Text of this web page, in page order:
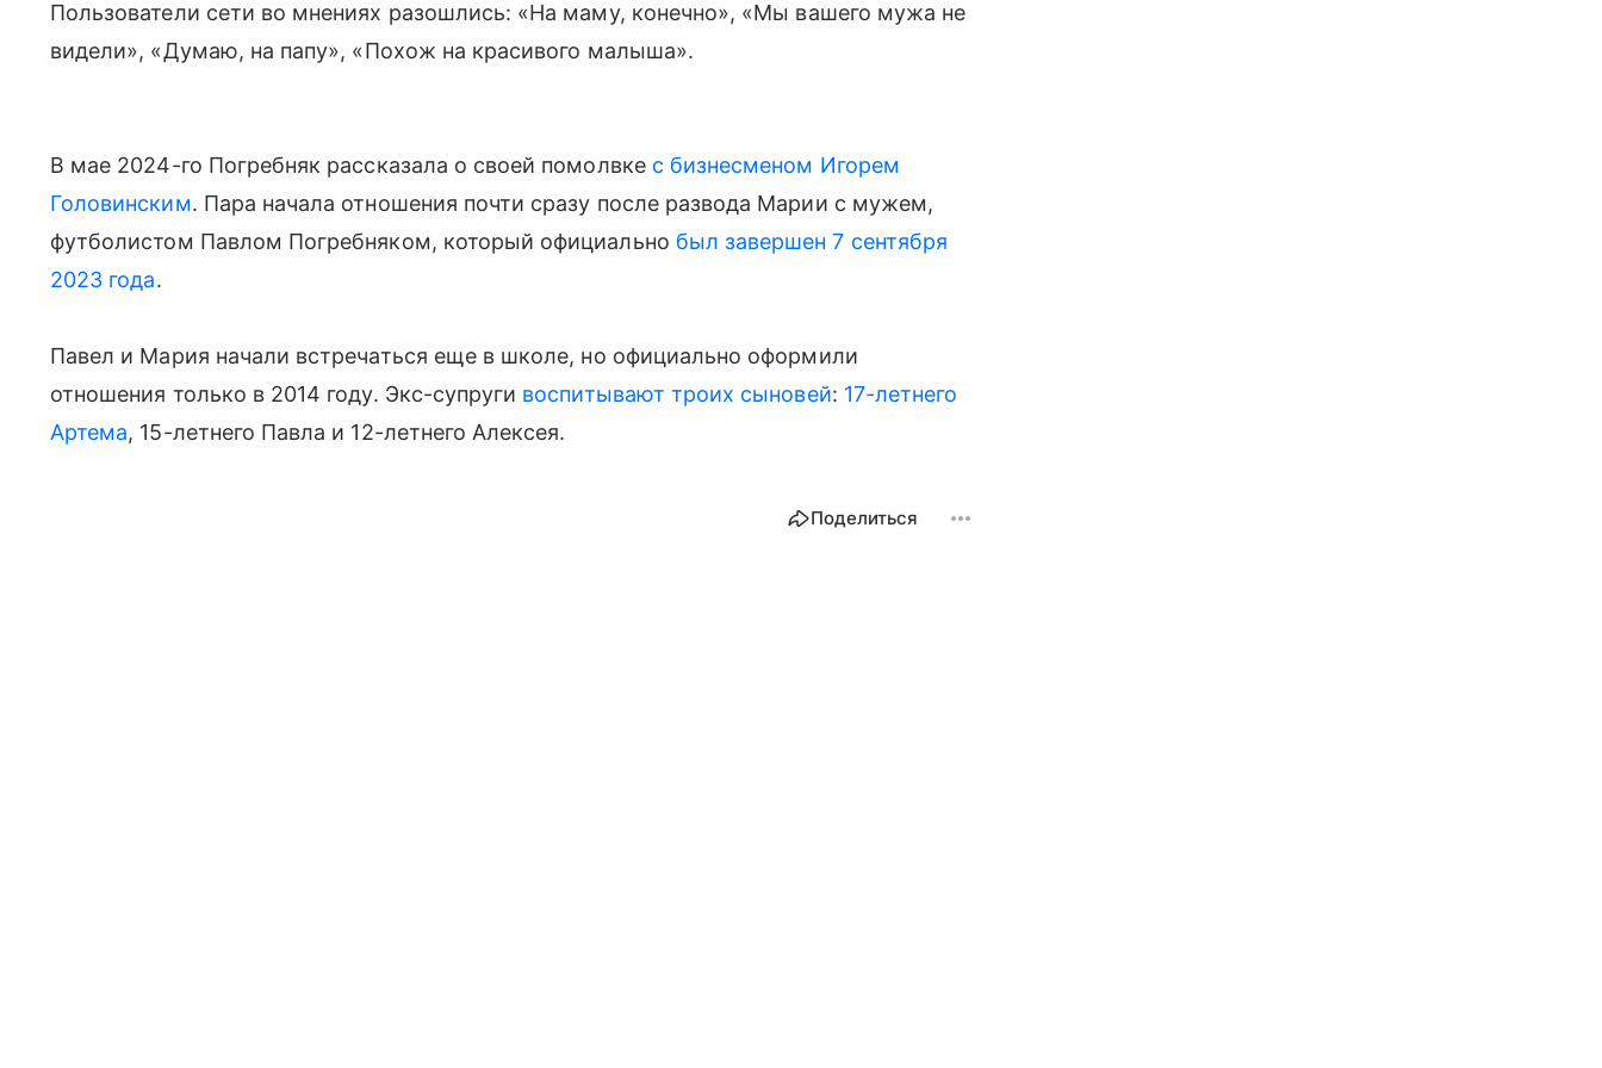
Пользователи сети во мнениях разошлись: «На маму, конечно», «Мы вашего мужа не
видели», «Думаю, на папу», «Похож на красивого малыша».
В мае 2024-го Погребняк рассказала о своей помолвке с бизнесменом Игорем
Головинским. Пара начала отношения почти сразу после развода Марии с мужем,
футболистом Павлом Погребняком, который официально был завершен 7 сентября
2023 года.
Павел и Мария начали встречаться еще в школе, но официально оформили
отношения только в 2014 году. Экс-супруги воспитывают троих сыновей: 17-летнего
Артема, 15-летнего Павла и 12-летнего Алексея.
Поделиться